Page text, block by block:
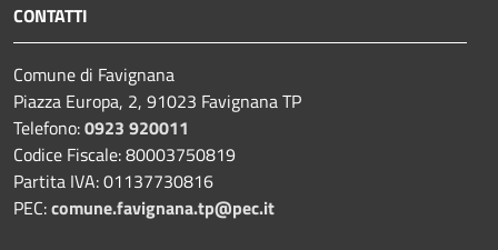
CONTATTI
Comune di Favignana
Piazza Europa, 2, 91023 Favignana TP
Telefono:0923 920011
Codice Fiscale: 80003750819
Partita IVA: 01137730816
PEC:comune.favignana.tp@pec.it